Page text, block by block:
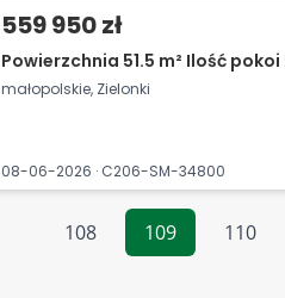
559 950 zł
Powierzchnia 51.5 m² Ilość pokoi
małopolskie, Zielonki
08-06-2026 · C206-SM-34800
108 109 110